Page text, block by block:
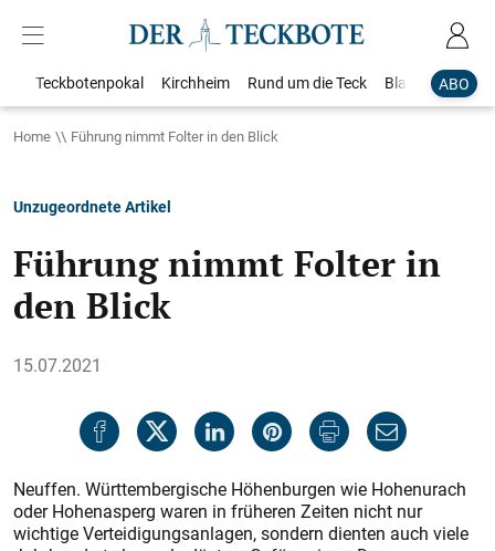
ABO
Teckbotenpokal Kirchheim Rund um die Teck Blaulicht
Home Führung nimmt Folter in den Blick
Unzugeordnete Artikel
Führung nimmt Folter in
den Blick
15.07.2021
Neuffen. Württembergische Höhenburgen wie Hohenurach
oder Hohenasperg waren in früheren Zeiten nicht nur
wichtige Verteidigungsanlagen, sondern dienten auch viele